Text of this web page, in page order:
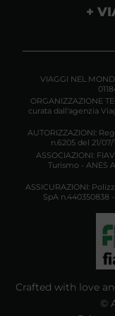
VIAGGI NEL
ORGANIZZAZIONE
curata dall'agenzia
AUTORIZZAZIONI:
n.6205 del 21/
ASSOCIAZIONI:
Turismo - ANES
ASSICURAZIONI:
SpA n.440350838
Crafted with love
©